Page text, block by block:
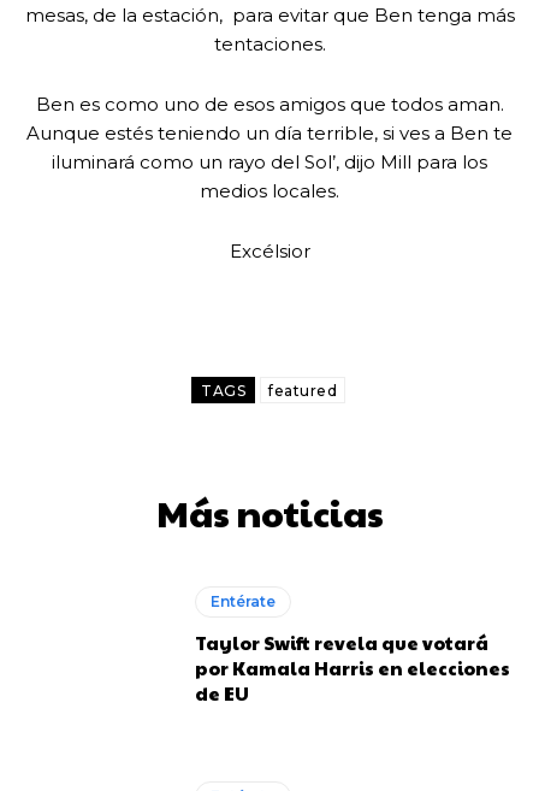
mesas, de la estación, para evitar que Ben tenga más
tentaciones.
Ben es como uno de esos amigos que todos aman.
Aunque estés teniendo un día terrible, si ves a Ben te
iluminará como un rayo del Sol’, dijo Mill para los
medios locales.
Excélsior
TAGS featured
Más noticias
Entérate
Taylor Swift revela que votará
por Kamala Harris en elecciones
de EU